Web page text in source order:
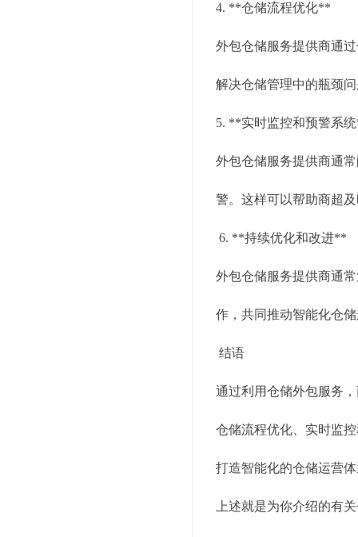
4. **仓储流程优化**
外包仓储服务提供商通
解决仓储管理中的瓶颈
5. **实时监控和预警系
外包仓储服务提供商通
警。这样可以帮助商超
6. **持续优化和改进**
外包仓储服务提供商通
作，共同推动智能化仓
结语
通过利用仓储外包服务
仓储流程优化、实时监
打造智能化的仓储运营
上述就是为你介绍的有